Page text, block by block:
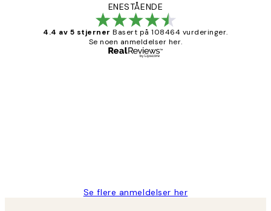
ENESTÅENDE
4.4 av 5 stjerner Basert på 108464 vurderinger.
Se noen anmeldelser her.
Se flere anmeldelser her